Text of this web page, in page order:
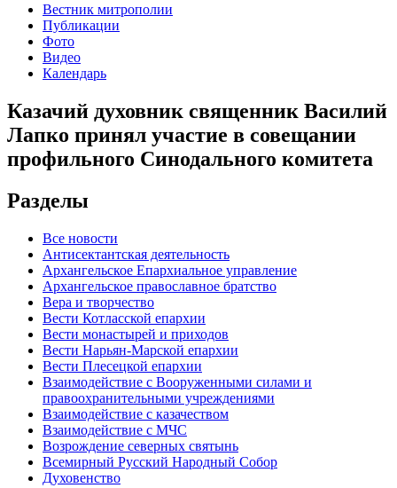
Вестник митрополии
Публикации
Фото
Видео
Календарь
Казачий духовник священник Василий
Лапко принял участие в совещании
профильного Синодального комитета
Разделы
Все новости
Антисектантская деятельность
Архангельское Епархиальное управление
Архангельское православное братство
Вера и творчество
Вести Котласской епархии
Вести монастырей и приходов
Вести Нарьян-Марской епархии
Вести Плесецкой епархии
Взаимодействие с Вооруженными силами и
правоохранительными учреждениями
Взаимодействие с казачеством
Взаимодействие с МЧС
Возрождение северных святынь
Всемирный Русский Народный Собор
Духовенство